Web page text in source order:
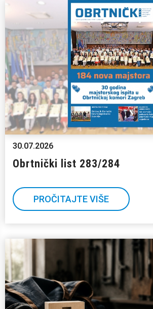
30.07.2026
Obrtnički list 283/284
PROČITAJTE VIŠE